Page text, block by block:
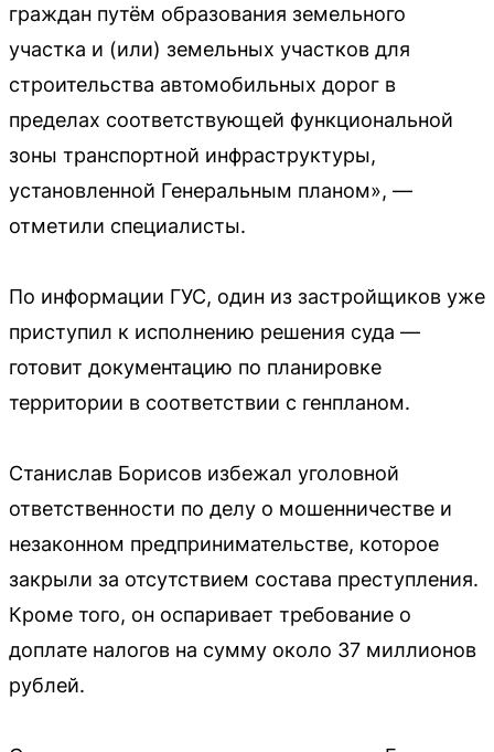
граждан путём образования земельного
участка и (или) земельных участков для
строительства автомобильных дорог в
пределах соответствующей функциональной
зоны транспортной инфраструктуры,
установленной Генеральным планом», —
отметили специалисты.
По информации ГУС, один из застройщиков уже
приступил к исполнению решения суда —
готовит документацию по планировке
территории в соответствии с генпланом.
Станислав Борисов избежал уголовной
ответственности по делу о мошенничестве и
незаконном предпринимательстве, которое
закрыли за отсутствием состава преступления.
Кроме того, он оспаривает требование о
доплате налогов на сумму около 37 миллионов
рублей.